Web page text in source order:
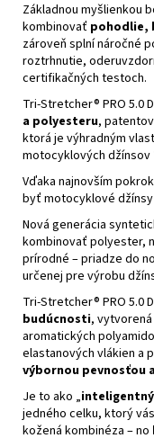
Základnou myšlienkou
kombinovať pohodlie,
zároveň splní náročné
roztrhnutie,
certifikačných testoch.
Tri-Stretcher® PRO 5.0
a polyesteru,
ktorá je výhradným
motocyklových džínsov
Vďaka najnovším
byť motocyklové džínsy
Nová generácia
kombinovať polyester,
prírodné – priadze do
určenej pre výrobu
Tri-Stretcher® PRO 5.0
budúcnosti,
aromatických
elastanových vlákien a
výbornou pevnosťou
Je to ako „
jedného celku, ktorý
kožená kombinéza – no